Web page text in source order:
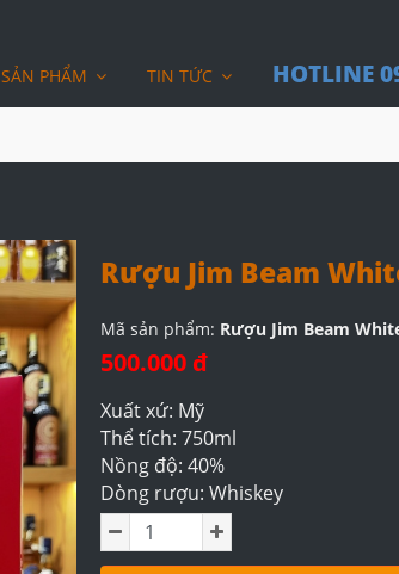
SẢN PHẨM TIN TỨC HOTLINE
Rượu Jim Beam
Mã sản phẩm: Rượu Jim Beam
500.000 đ
Xuất xứ: Mỹ
Thể tích: 750ml
Nồng độ: 40%
Dòng rượu: Whiskey